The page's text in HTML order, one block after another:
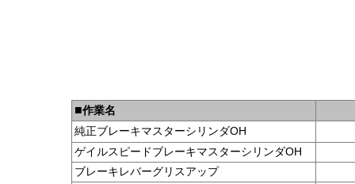
■作業名
純正ブレーキマスターシリンダOH
ゲイルスピードブレーキマスターシリンダOH
ブレーキレバーグリスアップ